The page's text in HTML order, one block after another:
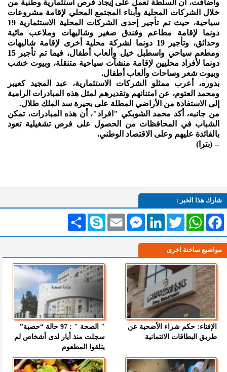
وأضافت، أن السلطة تعمل على إيجاد فرص استثمارية وطنية من
خلال الشركات المحلية وأبناء المجتمع المحلي لإقامة مشروعات
سياحية، حيث تم تأجير إحدى الشركات المحلية الاستثمارية 19
دونما لإقامة مطاعم وفندق صغير وشاليهات وملاعب مائية
وحدائق، وتأجير 19 دونما لشركة محلية أخرى لإقامة شاليهات
ومطعم سياحي واسطبل خيل وألعاب أطفال، فيما تم تأجير 15
دونما لأفراد محليين لإقامة منشآت سياحية متنقلة، وبيوت خشب
وبيوت شعر وساحات وألعاب أطفال.
بدوره، أعرب ممثلو الشركات الاستثمارية، عبد المجيد كعيبر
ومحمد العتوم، عن امتنانهم وتقديرهم لمثل هذه المبادرات الرامية
إلى الاستفادة من الأراضي المطلة على بحيرة سد الملك طلال.
من جانبه، أكد محمد الشوبكي "افراد"، أن هذه المبادرات، تمكن
الشباب في المحافظات من الحصول على فرص تشغيلية تعود
بالفائدة عليهم وعلى الاقتصاد الوطني.
-- (بترا)
شارك هذا الخبر :
انشر Skype Email
MessengerLinkedInTwitterWhatsAppFacebook
مواضيع ساخنة اخرى
الإفتاء: حكم شراء الأضحية عن
طريق البطاقات الائتمانية
" الصحة " : 97 حالة “حصبة”
سجلت منذ أيار لدى أشخاص لم
يتلقوا المطعوم